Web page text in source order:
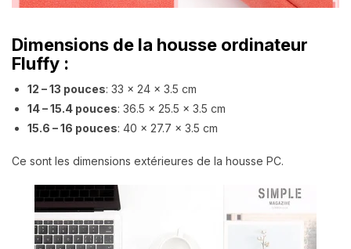
Dimensions de la housse ordinateur
Fluffy :
12 – 13 pouces: 33 x 24 x 3.5 cm
14 – 15.4 pouces: 36.5 x 25.5 x 3.5 cm
15.6 – 16 pouces: 40 x 27.7 x 3.5 cm
Ce sont les dimensions extérieures de la housse PC.